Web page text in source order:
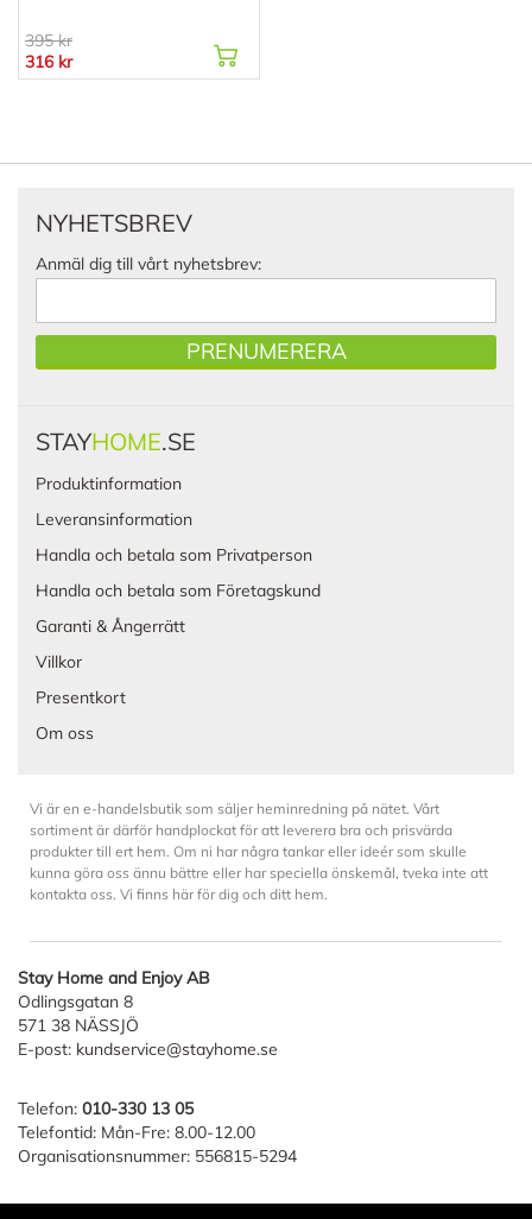
395 kr
316 kr
NYHETSBREV
Anmäl dig till vårt nyhetsbrev:
PRENUMERERA
STAYHOME.SE
Produktinformation
Leveransinformation
Handla och betala som Privatperson
Handla och betala som Företagskund
Garanti & Ångerrätt
Villkor
Presentkort
Om oss
Vi är en e-handelsbutik som säljer heminredning på nätet. Vårt
sortiment är därför handplockat för att leverera bra och prisvärda
produkter till ert hem. Om ni har några tankar eller ideér som skulle
kunna göra oss ännu bättre eller har speciella önskemål, tveka inte att
kontakta oss. Vi finns här för dig och ditt hem.
Stay Home and Enjoy AB
Odlingsgatan 8
571 38 NÄSSJÖ
E-post: kundservice@stayhome.se
Telefon: 010-330 13 05
Telefontid: Mån-Fre: 8.00-12.00
Organisationsnummer: 556815-5294